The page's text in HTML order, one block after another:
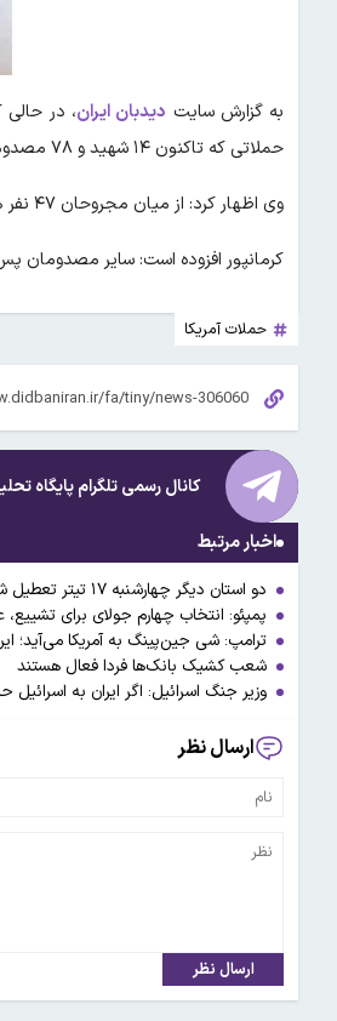
به گزارش سایت دیدبان ایران
حملاتی که تاکنون ۱۴ شهید و ۷۸ مصدوم برجای گذاشته است.
وی اظهار کرد: از میان مجروحان ۴۷ نفر همچنان در بیمارستان بستری هستند.
کرمانپور افزوده است: سایر مصدومان
حملات آمریکا
کانال رسمی تلگرام پایگاه
اخبار مرتبط
دو استان دیگر چهارشنبه ۱۷ تیتر تعطیل شد
پمپئو: انتخاب چهارم جولای برای
ترامپ: شی جین‌پینگ به آمریکا می‌آید؛
شعب کشیک بانک‌ها فردا فعال هستند
وزیر جنگ اسرائیل: اگر ایران به
ارسال نظر
ارسال نظر